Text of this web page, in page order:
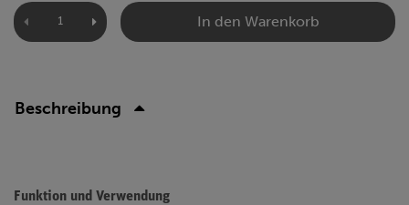
In den Warenkorb
Beschreibung
Funktion und Verwendung